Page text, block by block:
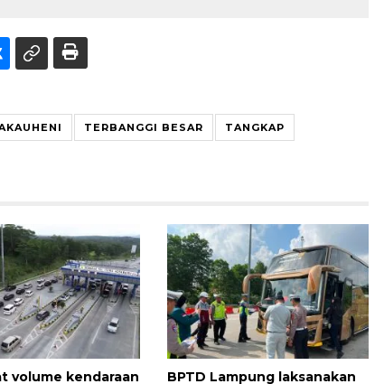
TERBANGGI BESAR TANGKAP
volume kendaraan BPTD Lampung laksanakan